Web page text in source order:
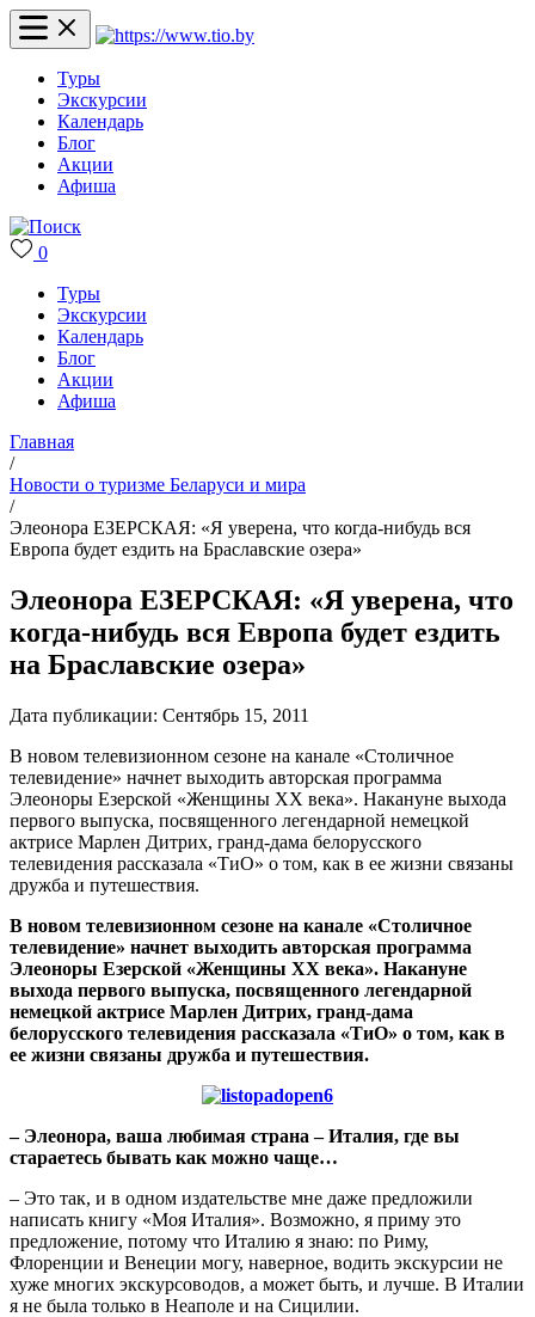
Туры
Экскурсии
Календарь
Блог
Акции
Афиша
0
Туры
Экскурсии
Календарь
Блог
Акции
Афиша
Главная
/
Новости о туризме Беларуси и мира
/
Элеонора ЕЗЕРСКАЯ: «Я уверена, что когда-нибудь вся
Европа будет ездить на Браславские озера»
Элеонора ЕЗЕРСКАЯ: «Я уверена, что
когда-нибудь вся Европа будет ездить
на Браславские озера»
Дата публикации: Сентябрь 15, 2011
В новом телевизионном сезоне на канале «Столичное
телевидение» начнет выходить авторская программа
Элеоноры Езерской «Женщины XX века». Накануне выхода
первого выпуска, посвященного легендарной немецкой
актрисе Марлен Дитрих, гранд-дама белорусского
телевидения рассказала «ТиО» о том, как в ее жизни связаны
дружба и путешествия.
В новом телевизионном сезоне на канале «Столичное
телевидение» начнет выходить авторская программа
Элеоноры Езерской «Женщины XX века». Накануне
выхода первого выпуска, посвященного легендарной
немецкой актрисе Марлен Дитрих, гранд-дама
белорусского телевидения рассказала «ТиО» о том, как в
ее жизни связаны дружба и путешествия.
– Элеонора, ваша любимая страна – Италия, где вы
стараетесь бывать как можно чаще…
– Это так, и в одном издательстве мне даже предложили
написать книгу «Моя Италия». Возможно, я приму это
предложение, потому что Италию я знаю: по Риму,
Флоренции и Венеции могу, наверное, водить экскурсии не
хуже многих экскурсоводов, а может быть, и лучше. В Италии
я не была только в Неаполе и на Сицилии.